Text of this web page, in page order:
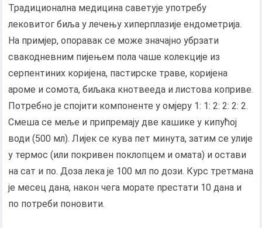
Традиционална медицина саветује употребу
лековитог биља у лечењу хиперплазије ендометрија.
На примјер, опоравак се може значајно убрзати
свакодневним пијењем пола чаше колекције из
серпентиних коријена, пастирске траве, коријена
ароме и сомота, биљака кнотвееда и листова коприве.
Потребно је спојити компоненте у омјеру 1: 1: 2: 2: 2: 2.
Смеша се меље и припремају две кашике у кипућој
води (500 мл). Лијек се кува пет минута, затим се улије
у термос (или покривен поклопцем и омата) и остави
на сат и по. Доза лека је 100 мл по дози. Курс третмана
је месец дана, након чега морате престати 10 дана и
по потреби поновити.